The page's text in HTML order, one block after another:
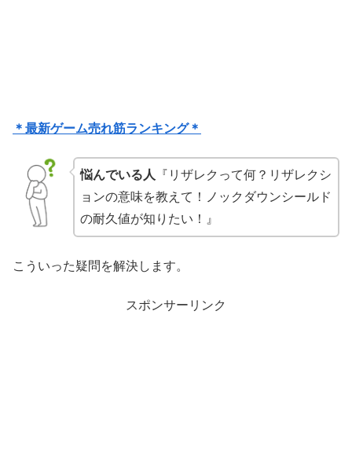
＊最新ゲーム売れ筋ランキング＊
悩んでいる人 『リザレクって何？リザレクシ
ョンの意味を教えて！ノックダウンシールド
の耐久値が知りたい！』
こういった疑問を解決します。
スポンサーリンク